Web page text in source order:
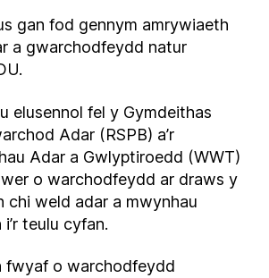
gan fod gennym amrywiaeth
a gwarchodfeydd natur
elusennol fel y Gymdeithas
Adar (RSPB) a’r
Adar a Gwlyptiroedd (WWT)
o warchodfeydd ar draws y
chi weld adar a mwynhau
teulu cyfan.
fwyaf o warchodfeydd